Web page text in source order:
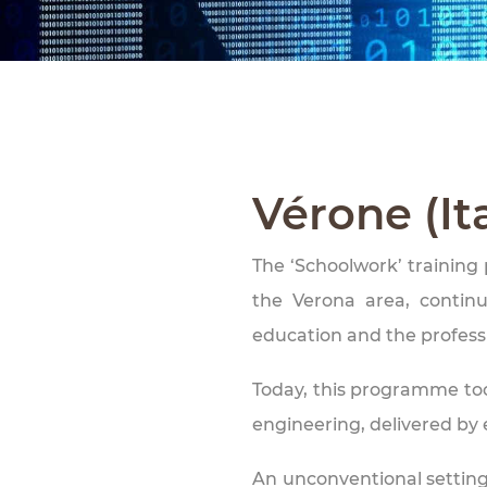
Vérone
The ‘Schoolwork’
the Verona area,
education and the
Today, this programme
engineering, delivered by
An unconventional